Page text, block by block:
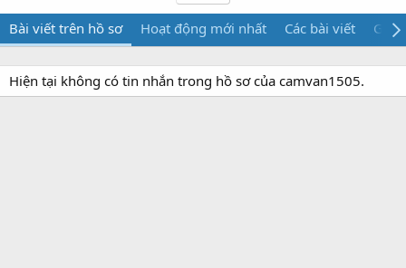
Bài viết trên hồ sơ Hoạt động mới nhất Các bài viết Giới
Hiện tại không có tin nhắn trong hồ sơ của camvan1505.